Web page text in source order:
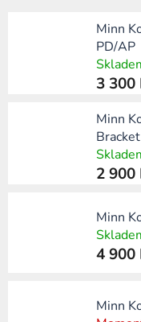
Minn
PD/AP
3 300
Minn
Bracket
2 900
Minn
4 900
Minn